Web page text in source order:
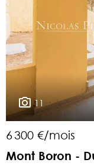
11
6 300 €/mois
Mont Boron -